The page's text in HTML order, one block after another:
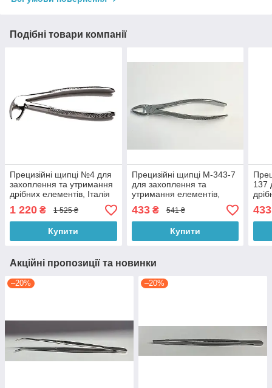
Подібні товари компанії
Прецизійні щипці №4 для
захоплення та утримання
дрібних елементів, Італія
1 220 ₴ 1 525 ₴
Купити
Прецизійні щипці M-343-7
для захоплення та
утримання елементів,
Пакистан
433₴ 541 ₴
Купити
137
433
Акційні пропозиції та новинки
–20% –20%